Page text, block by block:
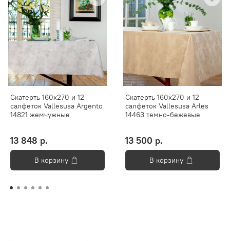
Скатерть 160х270 и 12
салфеток Vallesusa Argento
14821 жемчужные
13 848 р.
В корзину
Скатерть 160х270 и 12
салфеток Vallesusa Arles
14463 темно-бежевые
13 500 р.
В корзину